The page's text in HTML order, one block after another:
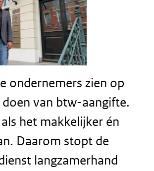
ondernemers zien op
van btw-aangifte.
het makkelijker én
Daarom stopt de
langzamerhand